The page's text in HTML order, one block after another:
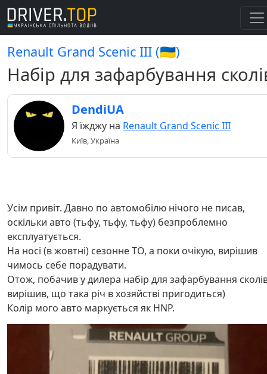
Renault Grand Scenic III (🇺🇦)
Набір для зафарбування
DendiUA
Я їжджу на Renault Grand Scenic III
Київ, Україна
Усім привіт. Давно по автомобілю нічого не писав,
оскільки авто (тьфу, тьфу, тьфу) безпроблемно
експлуатується.
На носі (в жовтні) сезонне ТО, а поки очікую, вирішив
чимось себе порадувати.
Отож, побачив у дилера набір для зафарбування
вирішив, що така річ в хозяйстві пригодиться)
Колір мого авто маркується як HNP.